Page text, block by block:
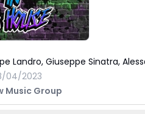
Landro, Giuseppe Sinatra,
04/2023
Music Group